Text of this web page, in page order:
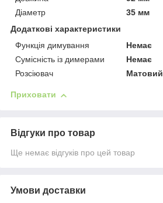
Діаметр
35 мм
Додаткові характеристики
Функція димування
Немає
Сумісність із димерами
Немає
Розсіювач
Матовий
Приховати
Відгуки про товар
Ще немає відгуків про цей товар
Умови доставки